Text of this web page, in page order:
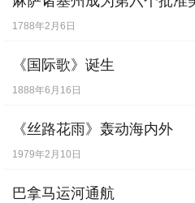
1788年2月6日
《国际歌》诞生
1888年6月16日
《丝路花雨》轰动海内外
1979年2月10日
巴拿马运河通航